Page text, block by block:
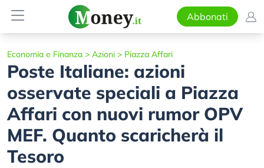
Abbonati
Economia e Finanza > Azioni > Piazza Affari
Poste Italiane: azioni
osservate speciali a Piazza
Affari con nuovi rumor OPV
MEF. Quanto scaricherà il
Tesoro